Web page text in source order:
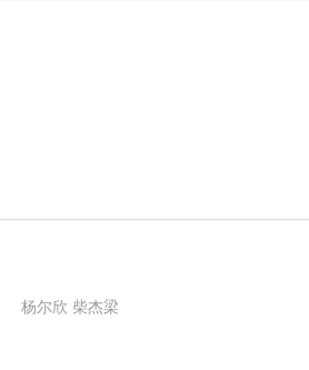
杨尔欣 柴杰梁